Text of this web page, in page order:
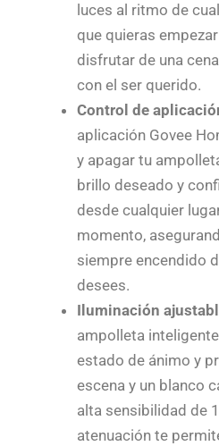
luces al ritmo de
que quieras
disfrutar de una
con el ser querido.
Control de
aplicación Govee
y apagar tu
brillo deseado y
desde cualquier
momento,
siempre encendido
desees.
Iluminación
ampolleta
estado de ánimo y
escena y un blanco
alta sensibilidad de
atenuación te